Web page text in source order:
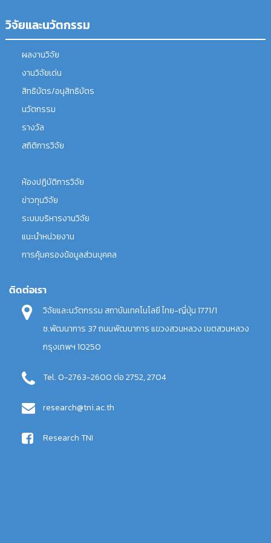
วิจัยและนวัตกรรม
ผลงานวิจัย
งานวิจัยเด่น
สิทธิบัตร/อนุสิทธิบัตร
นวัตกรรม
รางวัล
สถิติการวิจัย
ห้องปฏิบัติการวิจัย
ข่าวทุนวิจัย
ระบบบริหารงานวิจัย
แนะนำหน่วยงาน
การคุ้มครองข้อมูลส่วนบุคคล
ติดต่อเรา
วิจัยและนวัตกรรม สถาบันเทคโนโลยี ไทย-ญี่ปุ่น 1771/1
ซ.พัฒนาการ 37 ถนนพัฒนาการ แขวงสวนหลวง เขตสวนหลวง
กรุงเทพฯ 10250
Tel. 0-2763-2600 ต่อ 2752, 2704
research@tni.ac.th
Research TNI